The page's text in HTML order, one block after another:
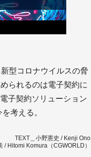
型コロナウイルスの脅
られるのは電子契約に
子契約ソリューション
考える。
TEXT＿小野憲史 / Kenji Ono
/ Hitomi Komura（CGWORLD）